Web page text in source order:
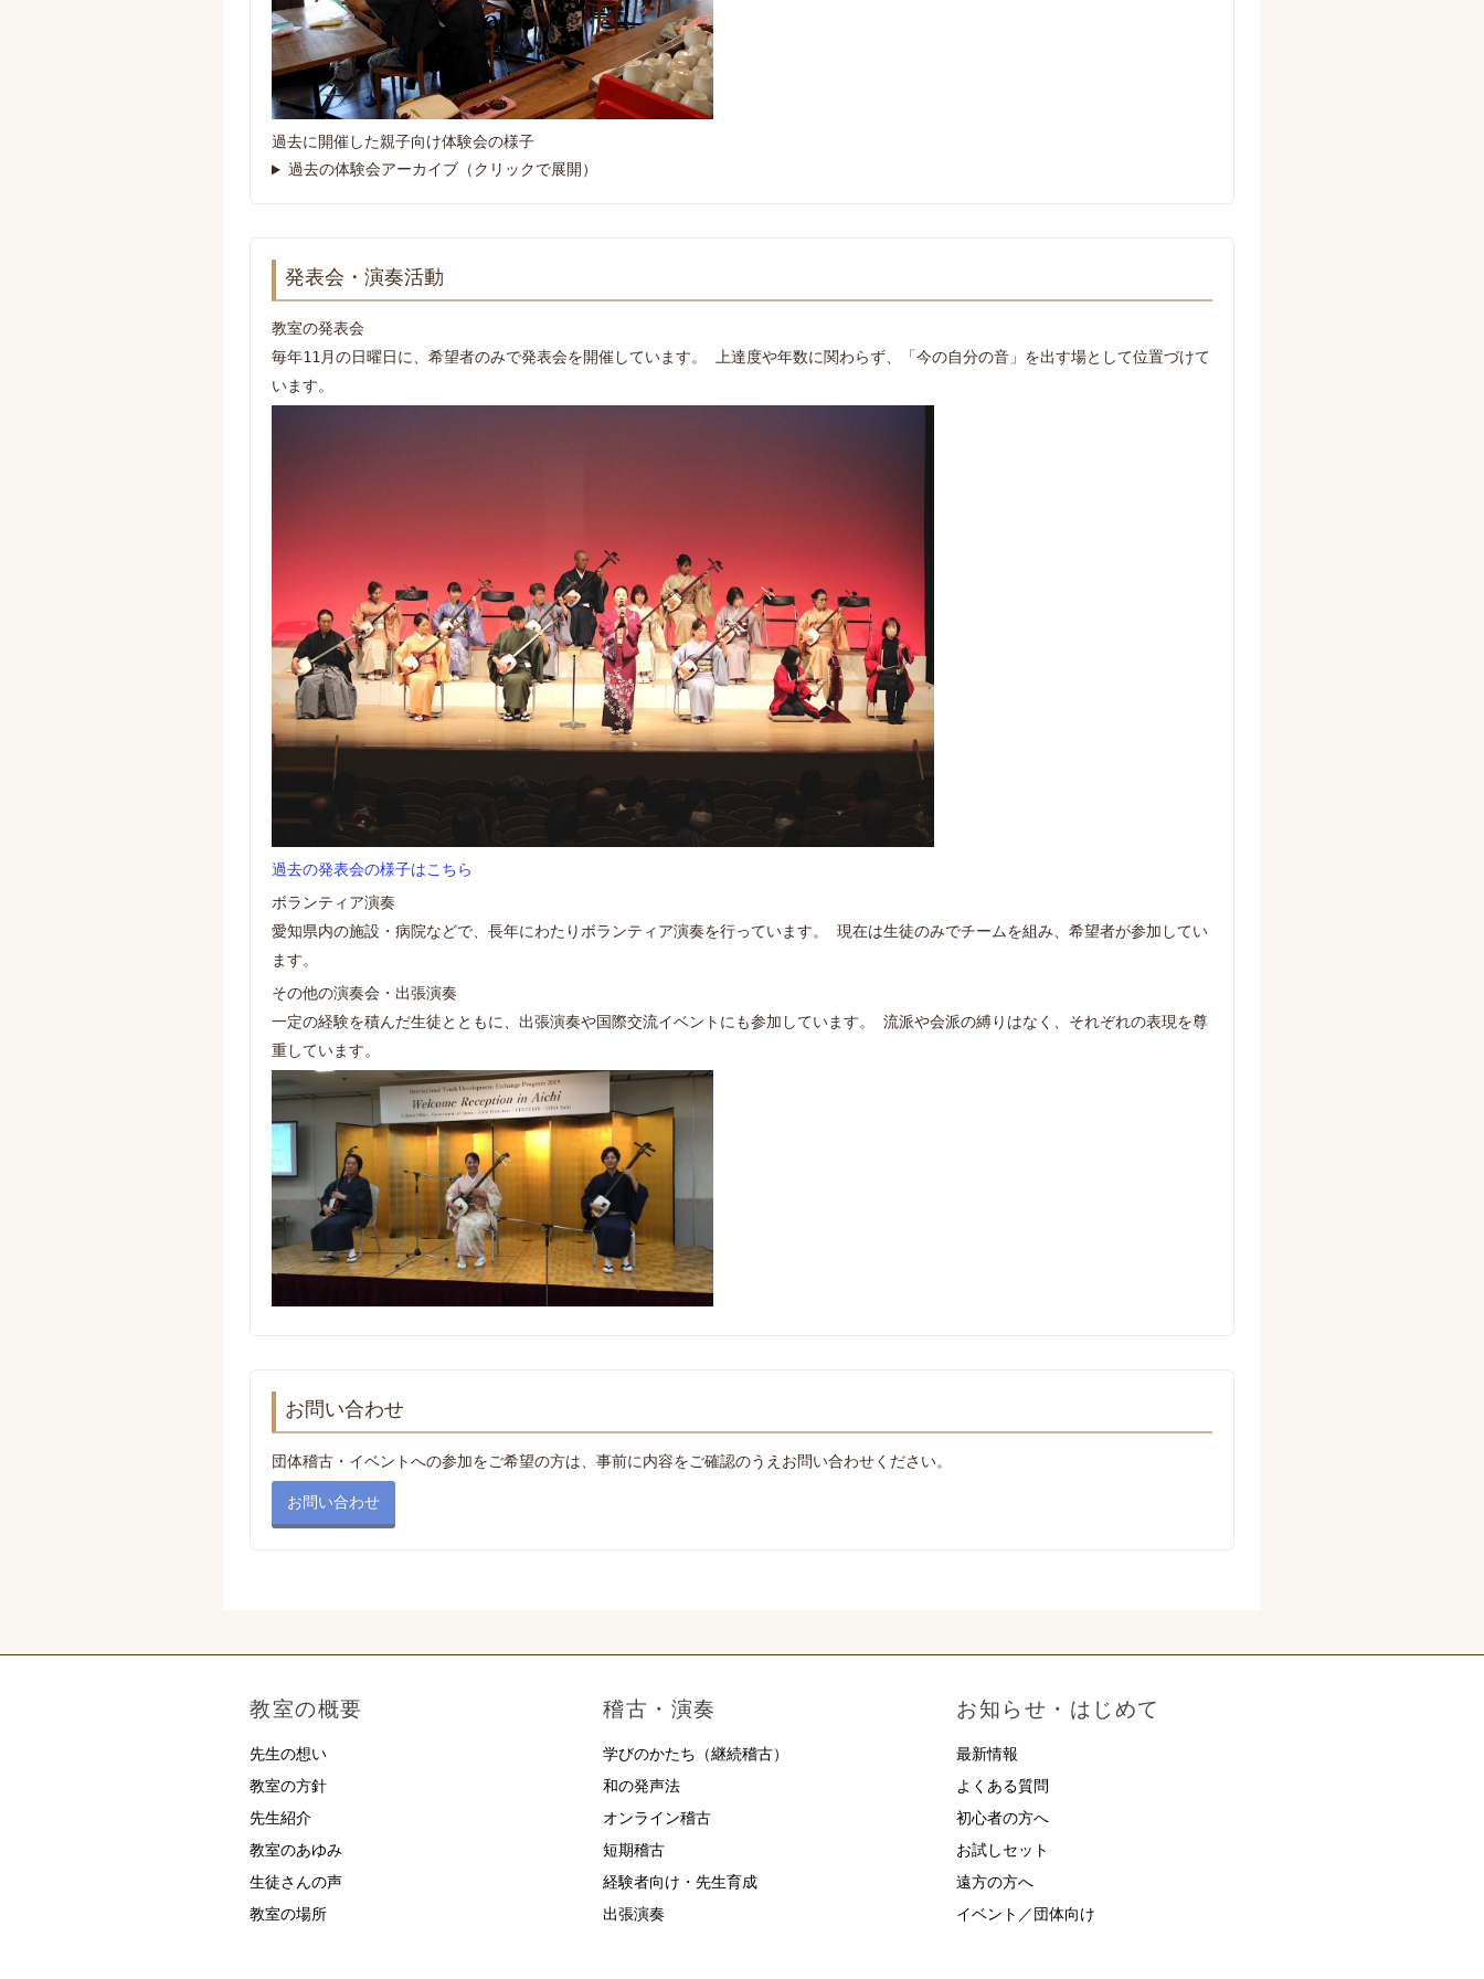
過去に開催した親子向け体験会の様子
過去の体験会アーカイブ（クリックで展開）
発表会・演奏活動
教室の発表会
毎年11月の日曜日に、希望者のみで発表会を開催しています。 上達度や年数に関わらず、「今の自分の音」を出す場として位置づけて
います。
過去の発表会の様子はこちら
ボランティア演奏
愛知県内の施設・病院などで、長年にわたりボランティア演奏を行っています。 現在は生徒のみでチームを組み、希望者が参加してい
ます。
その他の演奏会・出張演奏
一定の経験を積んだ生徒とともに、出張演奏や国際交流イベントにも参加しています。 流派や会派の縛りはなく、それぞれの表現を尊
重しています。
お問い合わせ
団体稽古・イベントへの参加をご希望の方は、事前に内容をご確認のうえお問い合わせください。
お問い合わせ
教室の概要
先生の想い
教室の方針
先生紹介
教室のあゆみ
生徒さんの声
教室の場所
稽古・演奏
学びのかたち（継続稽古）
和の発声法
オンライン稽古
短期稽古
経験者向け・先生育成
出張演奏
お知らせ・はじめて
最新情報
よくある質問
初心者の方へ
お試しセット
遠方の方へ
イベント／団体向け